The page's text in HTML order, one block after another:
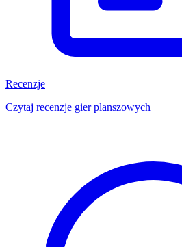
Recenzje
Czytaj recenzje gier planszowych